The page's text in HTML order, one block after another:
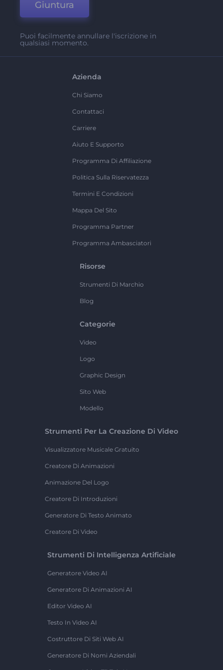
Giuntura
Puoi facilmente annullare l'iscrizione in
qualsiasi momento.
Azienda
Chi Siamo
Contattaci
Carriere
Aiuto E Supporto
Programma Di Affiliazione
Politica Sulla Riservatezza
Termini E Condizioni
Mappa Del Sito
Programma Partner
Programma Ambasciatori
Risorse
Strumenti Di Marchio
Blog
Categorie
Video
Logo
Graphic Design
Sito Web
Modello
Strumenti Per La Creazione Di Video
Visualizzatore Musicale Gratuito
Creatore Di Animazioni
Animazione Del Logo
Creatore Di Introduzioni
Generatore Di Testo Animato
Creatore Di Video
Strumenti Di Intelligenza Artificiale
Generatore Video AI
Generatore Di Animazioni AI
Editor Video AI
Testo In Video AI
Costruttore Di Siti Web AI
Generatore Di Nomi Aziendali